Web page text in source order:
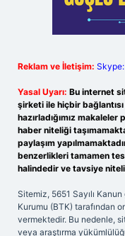
Reklam ve İletişim:
Yasal Uyarı: Bu internet
şirketi ile hiçbir
hazırladığımız
haber niteliği
paylaşım
benzerlikleri tamamen
halindedir ve tavsiye
Sitemiz, 5651 Sayılı
Kurumu (BTK) tarafından
vermektedir. Bu nedenle,
veya araştırma